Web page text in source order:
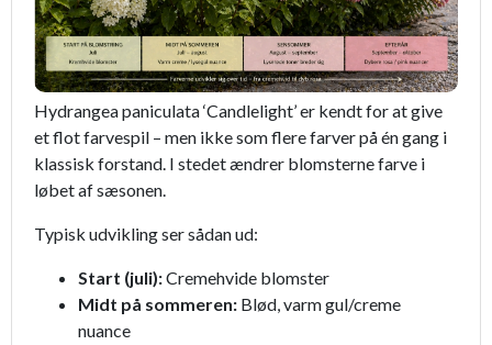
Hydrangea paniculata ‘Candlelight’ er kendt for at give
et flot farvespil – men ikke som flere farver på én gang i
klassisk forstand. I stedet ændrer blomsterne farve i
løbet af sæsonen.
Typisk udvikling ser sådan ud:
Start (juli):Cremehvide blomster
Midt på sommeren: Blød, varm gul/creme
nuance